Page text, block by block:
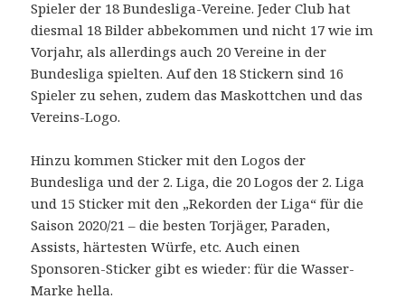
Spieler der 18 Bundesliga-Vereine. Jeder Club hat
diesmal 18 Bilder abbekommen und nicht 17 wie im
Vorjahr, als allerdings auch 20 Vereine in der
Bundesliga spielten. Auf den 18 Stickern sind 16
Spieler zu sehen, zudem das Maskottchen und das
Vereins-Logo.
Hinzu kommen Sticker mit den Logos der
Bundesliga und der 2. Liga, die 20 Logos der 2. Liga
und 15 Sticker mit den „Rekorden der Liga“ für die
Saison 2020/21 – die besten Torjäger, Paraden,
Assists, härtesten Würfe, etc. Auch einen
Sponsoren-Sticker gibt es wieder: für die Wasser-
Marke hella.